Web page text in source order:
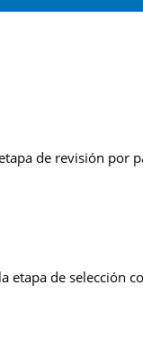
de revisión por
etapa de selección